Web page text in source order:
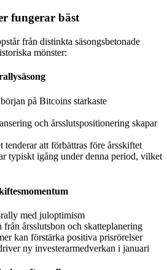
fungerar bäst
från distinkta säsongsbetonade
mönster:
på Bitcoins starkaste
och årsslutspositionering skapar
tenderar att förbättras före årsskiftet
typiskt igång under denna period, vilket
med juloptimism
årsslutsbon och skatteplanering
kan förstärka positiva prisrörelser
ny investerarmedverkan i januari